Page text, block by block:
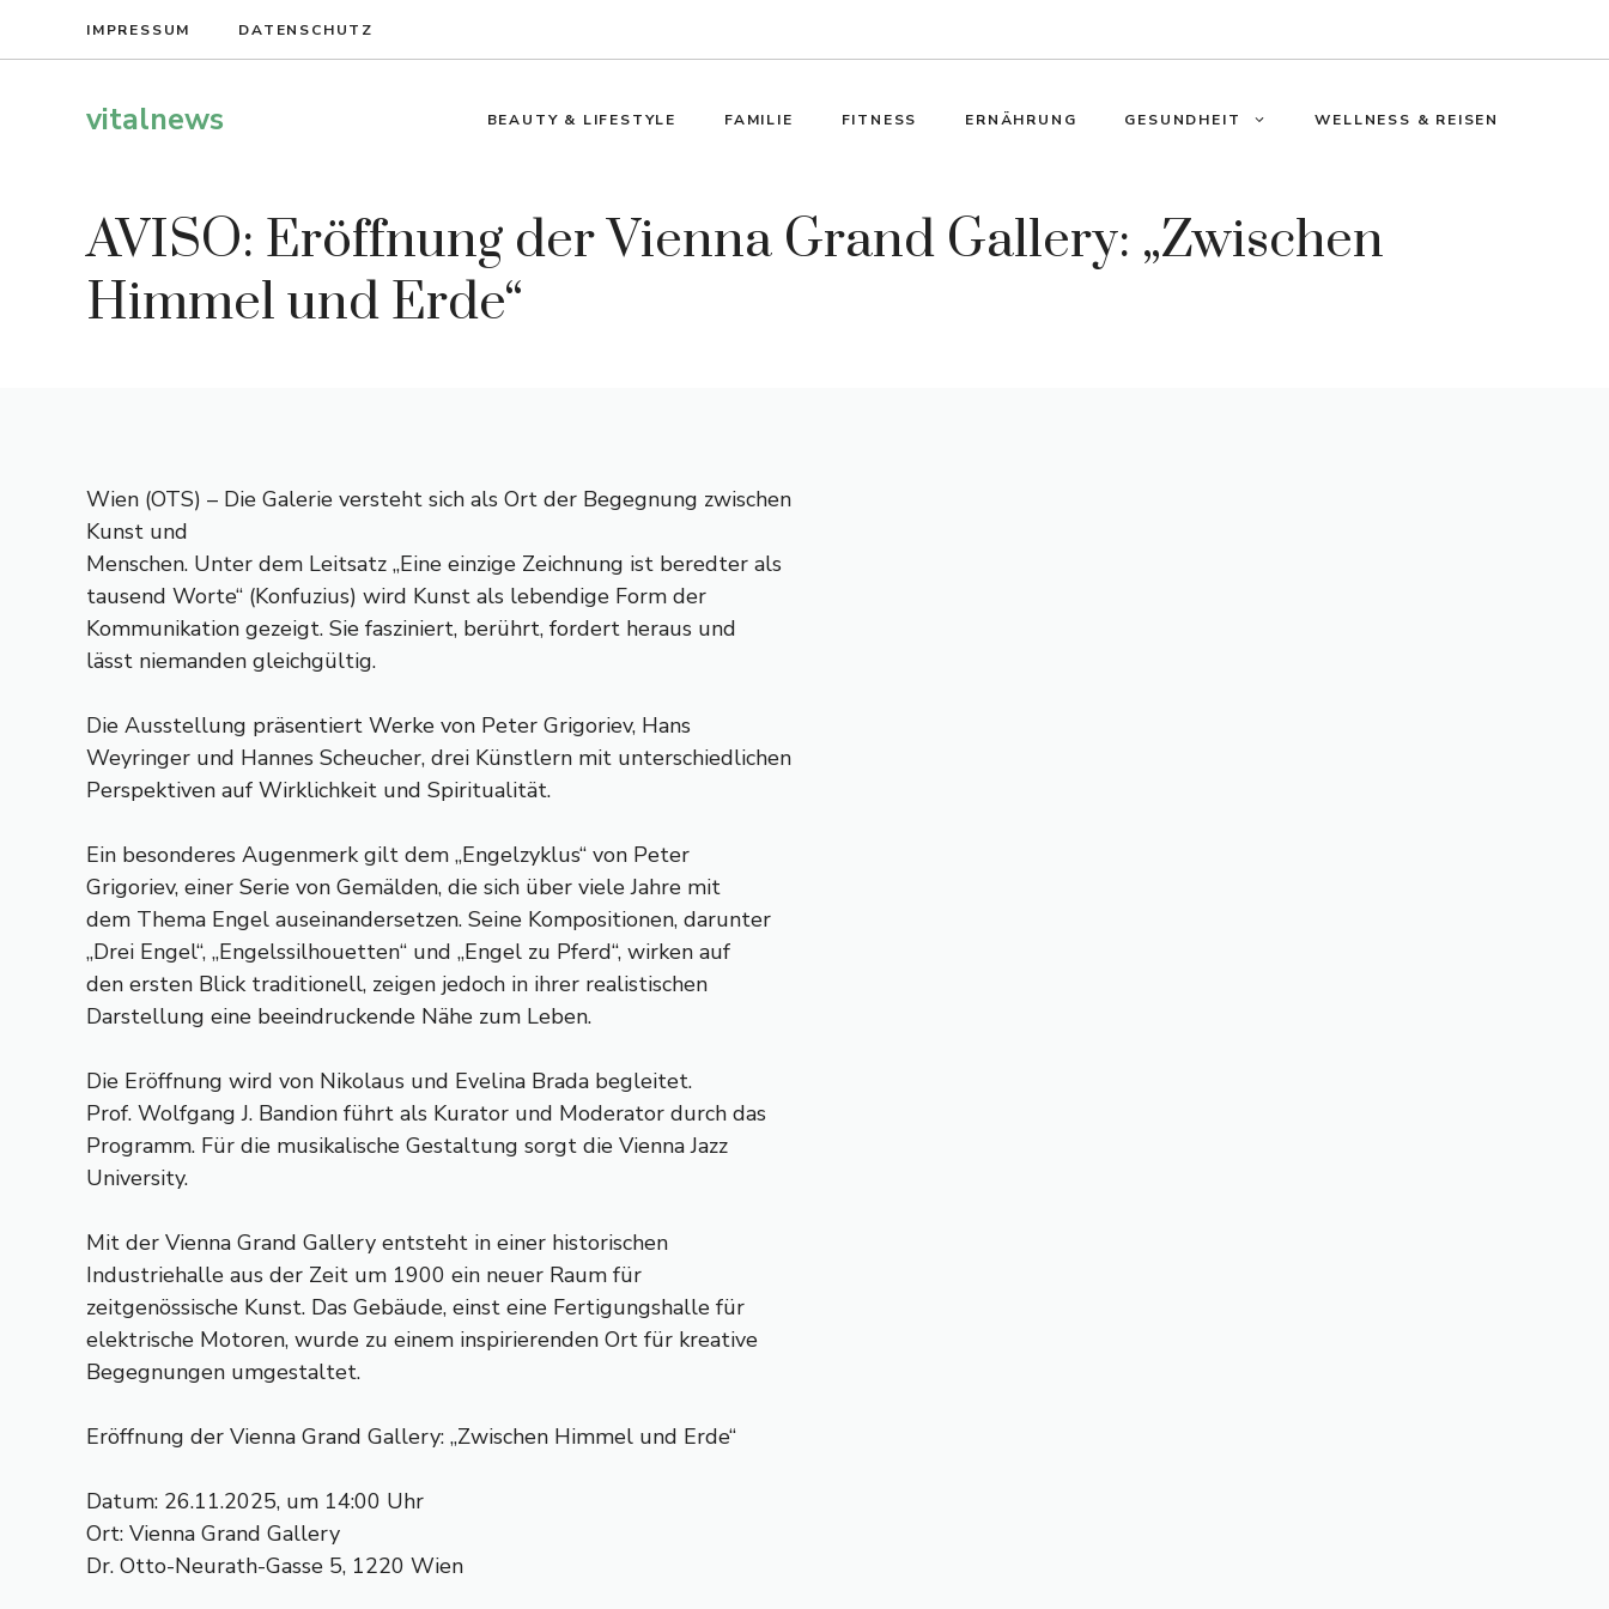
IMPRESSUM DATENSCHUTZ
vitalnews BEAUTY & LIFESTYLE FAMILIE FITNESS ERNÄHRUNG GESUNDHEIT WELLNESS & REISEN
AVISO: Eröffnung der Vienna Grand Gallery: „Zwischen
Himmel und Erde“
Wien (OTS) – Die Galerie versteht sich als Ort der Begegnung zwischen
Kunst und
Menschen. Unter dem Leitsatz „Eine einzige Zeichnung ist beredter als
tausend Worte“ (Konfuzius) wird Kunst als lebendige Form der
Kommunikation gezeigt. Sie fasziniert, berührt, fordert heraus und
lässt niemanden gleichgültig.
Die Ausstellung präsentiert Werke von Peter Grigoriev, Hans
Weyringer und Hannes Scheucher, drei Künstlern mit unterschiedlichen
Perspektiven auf Wirklichkeit und Spiritualität.
Ein besonderes Augenmerk gilt dem „Engelzyklus“ von Peter
Grigoriev, einer Serie von Gemälden, die sich über viele Jahre mit
dem Thema Engel auseinandersetzen. Seine Kompositionen, darunter
„Drei Engel“, „Engelssilhouetten“ und „Engel zu Pferd“, wirken auf
den ersten Blick traditionell, zeigen jedoch in ihrer realistischen
Darstellung eine beeindruckende Nähe zum Leben.
Die Eröffnung wird von Nikolaus und Evelina Brada begleitet.
Prof. Wolfgang J. Bandion führt als Kurator und Moderator durch das
Programm. Für die musikalische Gestaltung sorgt die Vienna Jazz
University.
Mit der Vienna Grand Gallery entsteht in einer historischen
Industriehalle aus der Zeit um 1900 ein neuer Raum für
zeitgenössische Kunst. Das Gebäude, einst eine Fertigungshalle für
elektrische Motoren, wurde zu einem inspirierenden Ort für kreative
Begegnungen umgestaltet.
Eröffnung der Vienna Grand Gallery: „Zwischen Himmel und Erde“
Datum: 26.11.2025, um 14:00 Uhr
Ort: Vienna Grand Gallery
Dr. Otto-Neurath-Gasse 5, 1220 Wien